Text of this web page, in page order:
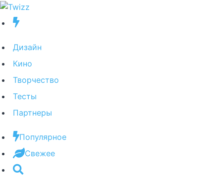
Дизайн
Кино
Творчество
Тесты
Партнеры
Популярное
Свежее